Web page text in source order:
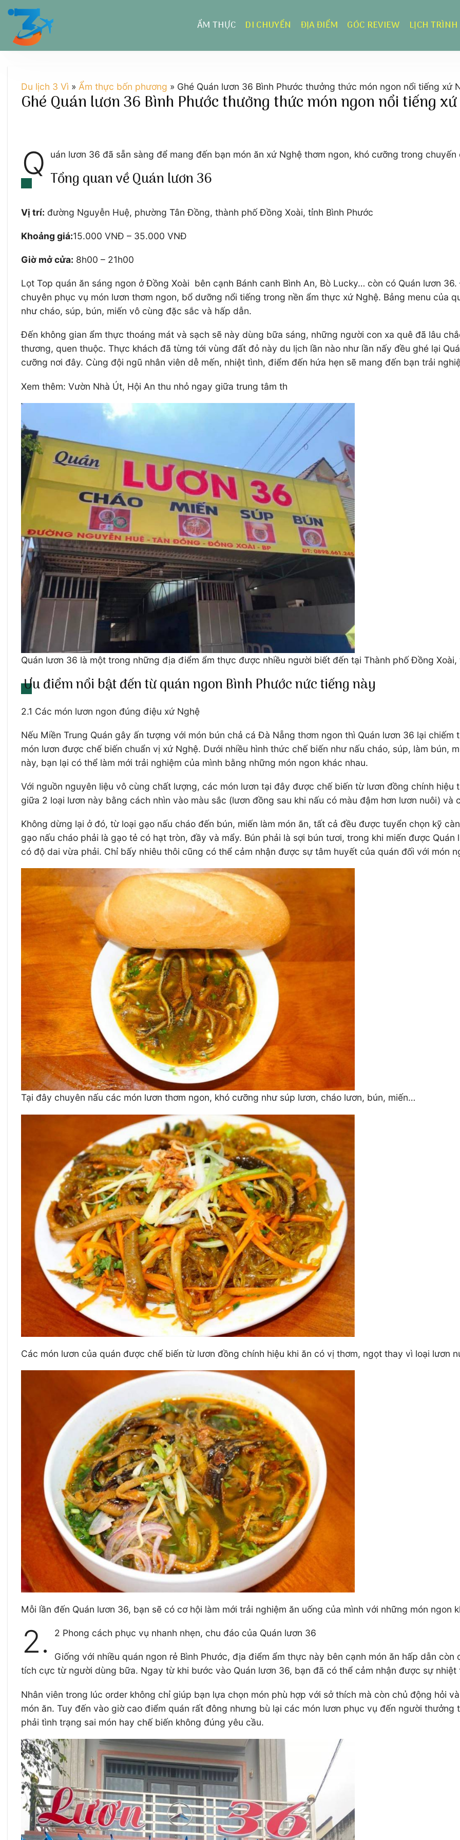
Chuyển
dung
ẨM THỰC DI CHUYỂN ĐỊA ĐIỂM GÓC REVIEW LỊCH TRÌNH
Du lịch 3 Vì » Ẩm thực bốn phương » Ghé Quán lươn 36 Bình Phước thưởng thức món ngon nổi tiếng xứ
Ghé Quán lươn 36 Bình Phước thưởng thức món ngon nổi tiếng
Q uán lươn 36 đã sẵn sàng để mang đến bạn món ăn xứ Nghệ thơm ngon, khó cưỡng trong
Tổng quan về Quán lươn 36
Vị trí: đường Nguyễn Huệ, phường Tân Đồng, thành phố Đồng Xoài, tỉnh Bình Phước
Khoảng giá:15.000 VNĐ – 35.000 VNĐ
Giờ mở cửa: 8h00 – 21h00
Lọt Top quán ăn sáng ngon ở Đồng Xoài bên cạnh Bánh canh Bình An, Bò Lucky… còn có Quán lươn
chuyên phục vụ món lươn thơm ngon, bổ dưỡng nổi tiếng trong nền ẩm thực xứ Nghệ. Bảng menu của
như cháo, súp, bún, miến vô cùng đặc sắc và hấp dẫn.
Đến không gian ẩm thực thoáng mát và sạch sẽ này dùng bữa sáng, những người con xa quê đã lâu
thương, quen thuộc. Thực khách đã từng tới vùng đất đỏ này du lịch lần nào như lần nấy đều ghé lại
cưỡng nơi đây. Cùng đội ngũ nhân viên dễ mến, nhiệt tình, điểm đến hứa hẹn sẽ mang đến bạn trải
Xem thêm: Vườn Nhà Út, Hội An thu nhỏ ngay giữa trung tâm th
Quán lươn 36 là một trong những địa điểm ẩm thực được nhiều người biết đến tại Thành phố Đồng Xoài,
Ưu điểm nổi bật đến từ quán ngon Bình Phước nức tiếng này
2.1 Các món lươn ngon đúng điệu xứ Nghệ
Nếu Miền Trung Quán gây ấn tượng với món bún chả cá Đà Nẵng thơm ngon thì Quán lươn 36 lại
món lươn được chế biến chuẩn vị xứ Nghệ. Dưới nhiều hình thức chế biến như nấu cháo, súp, làm bún,
này, bạn lại có thể làm mới trải nghiệm của mình bằng những món ngon khác nhau.
Với nguồn nguyên liệu vô cùng chất lượng, các món lươn tại đây được chế biến từ lươn đồng chính hiệu
giữa 2 loại lươn này bằng cách nhìn vào màu sắc (lươn đồng sau khi nấu có màu đậm hơn lươn nuôi)
Không dừng lại ở đó, từ loại gạo nấu cháo đến bún, miến làm món ăn, tất cả đều được tuyển chọn kỹ
gạo nấu cháo phải là gạo tẻ có hạt tròn, đầy và mẩy. Bún phải là sợi bún tươi, trong khi miến được
có độ dai vừa phải. Chỉ bấy nhiêu thôi cũng có thể cảm nhận được sự tâm huyết của quán đối với món
Tại đây chuyên nấu các món lươn thơm ngon, khó cưỡng như súp lươn, cháo lươn, bún, miến…
Các món lươn của quán được chế biến từ lươn đồng chính hiệu khi ăn có vị thơm, ngọt thay vì loại lươn
Mỗi lần đến Quán lươn 36, bạn sẽ có cơ hội làm mới trải nghiệm ăn uống của mình với những món ngon
2. 2 Phong cách phục vụ nhanh nhẹn, chu đáo của Quán lươn 36
Giống với nhiều quán ngon rẻ Bình Phước, địa điểm ẩm thực này bên cạnh món ăn hấp dẫn
tích cực từ người dùng bữa. Ngay từ khi bước vào Quán lươn 36, bạn đã có thể cảm nhận được sự
Nhân viên trong lúc order không chỉ giúp bạn lựa chọn món phù hợp với sở thích mà còn chủ động hỏi
món ăn. Tuy đến vào giờ cao điểm quán rất đông nhưng bù lại các món lươn phục vụ đến người
phải tình trạng sai món hay chế biến không đúng yêu cầu.